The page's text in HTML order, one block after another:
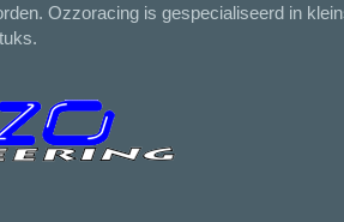
Ozzoracing is gespecialiseerd in